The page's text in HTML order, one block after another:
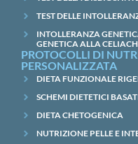
TEST DELLE
INTOLLERANZA
GENETICA ALLA
PROTOCOLLI DI
PERSONALIZZATA
DIETA FUNZIONALE
SCHEMI DIETETICI
DIETA CHETOGENICA
NUTRIZIONE PELLE E